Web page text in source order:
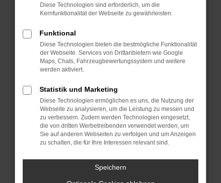
Beim Laden ist ein Fehler aufgetreten.
Hier sind ein paar Tipps, die dir helfen können:
Überprüfe deine Firewall und deine
Internetverbindung.
Laden andere Webseiten, zum Beispiel deine
Suchmaschine?
Manche Erweiterungen, wie Werbeblocker,
können das Laden bestimmter Seiten
verhindern. Funktioniert die Seite in einem
anderen Browser oder in einem privaten
Fenster?
Das kann manchmal helfen, vorübergehende
Probleme zu beheben.
Diese Technologien sind erforderlich, um die
Kernfunktionalität der Webseite zu gewährleisten.
Funktional
Diese Technologien bieten die bestmögliche Funktionalität
der Webseite. Services von Drittanbietern wie Google
Maps, Chats, Fahrzeugbewertungssystem und weitere
werden aktiviert.
Statistik und Marketing
Diese Technologien ermöglichen es uns, die Nutzung der
Webseite zu analysieren, um die Leistung zu messen und
zu verbessern. Zudem werden Technologien eingesetzt,
die von dritten Werbetreibenden verwendet werden, um
Sie auf anderen Webseiten zu verfolgen und um Anzeigen
zu schalten, die für Ihre Interessen relevant sind.
Speichern